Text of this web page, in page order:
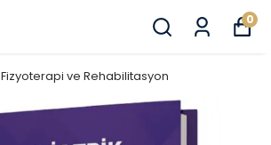
0
Fizyoterapi ve Rehabilitasyon